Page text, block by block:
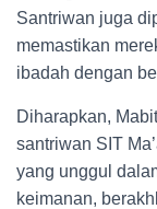
Santriwan juga
memastikan
ibadah dengan
Diharapkan,
santriwan SIT
yang unggul
keimanan,